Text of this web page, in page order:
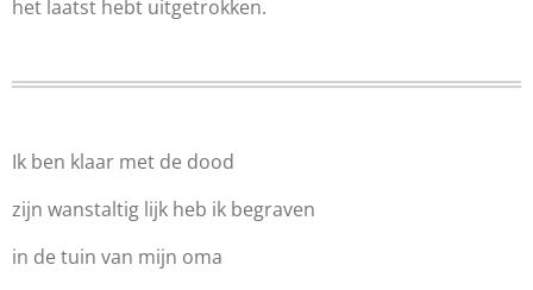
het laatst hebt uitgetrokken.
Ik ben klaar met de dood
zijn wanstaltig lijk heb ik begraven
in de tuin van mijn oma